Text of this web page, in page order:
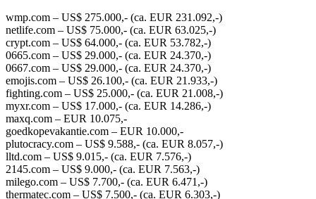
wmp.com – US$ 275.000,- (ca. EUR 231.092,-)
netlife.com – US$ 75.000,- (ca. EUR 63.025,-)
crypt.com – US$ 64.000,- (ca. EUR 53.782,-)
0665.com – US$ 29.000,- (ca. EUR 24.370,-)
0667.com – US$ 29.000,- (ca. EUR 24.370,-)
emojis.com – US$ 26.100,- (ca. EUR 21.933,-)
fighting.com – US$ 25.000,- (ca. EUR 21.008,-)
myxr.com – US$ 17.000,- (ca. EUR 14.286,-)
maxq.com – EUR 10.075,-
goedkopevakantie.com – EUR 10.000,-
plutocracy.com – US$ 9.588,- (ca. EUR 8.057,-)
lltd.com – US$ 9.015,- (ca. EUR 7.576,-)
2145.com – US$ 9.000,- (ca. EUR 7.563,-)
milego.com – US$ 7.700,- (ca. EUR 6.471,-)
thermatec.com – US$ 7.500,- (ca. EUR 6.303,-)